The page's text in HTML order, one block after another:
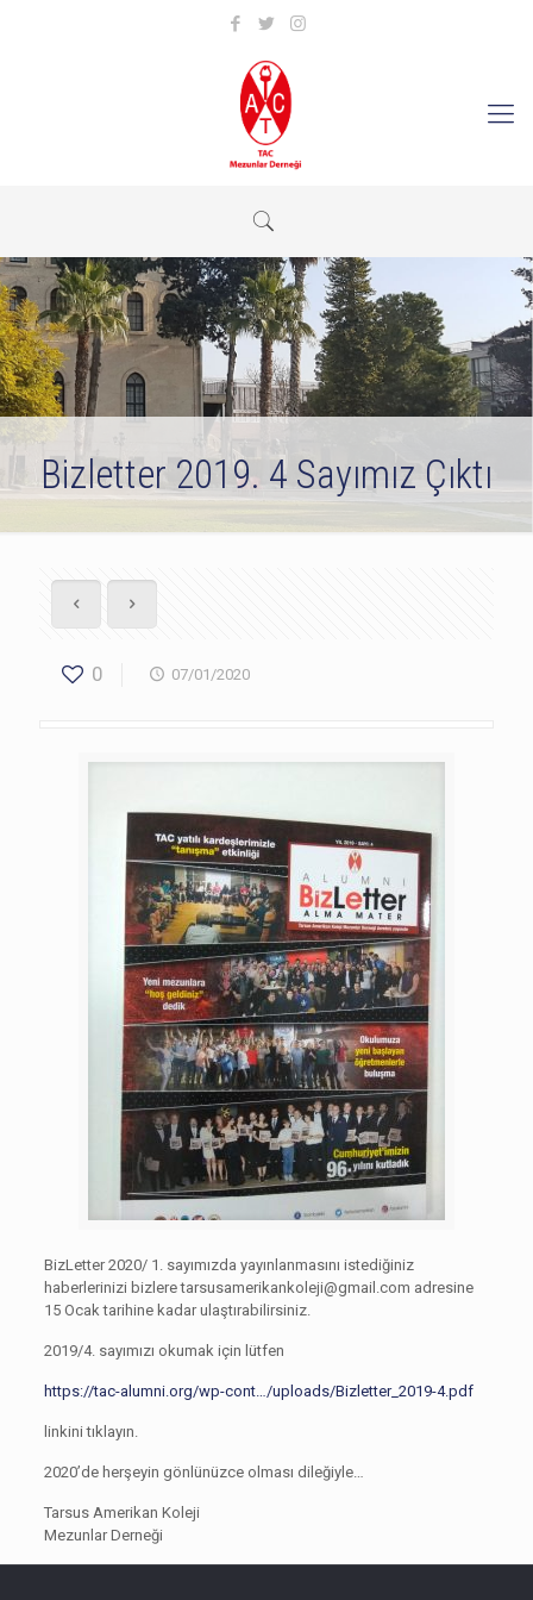
Bizletter 2019. 4 Sayımız Çıktı
0 07/01/2020
BizLetter 2020/ 1. sayımızda yayınlanmasını istediğiniz
haberlerinizi bizleretarsusamerikankoleji@gmail.com adresine
15 Ocak tarihine kadar ulaştırabilirsiniz.
2019/4. sayımızı okumak için lütfen
https://tac-alumni.org/wp-cont…/uploads/Bizletter_2019-4.pdf
linkini tıklayın.
2020’de herşeyin gönlünüzce olması dileğiyle…
Tarsus Amerikan Koleji
Mezunlar Derneği